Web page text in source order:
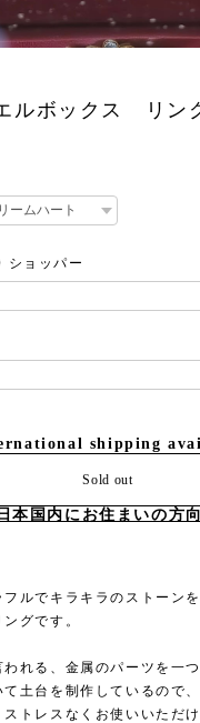
ルボックス リン
ョッパー
shipping
Sold out
日本国内にお住まいの方
ルでキラキラのストーン
グです。
われる、金属のパーツを一
土台を制作しているので
トレスなくお使いいただけ